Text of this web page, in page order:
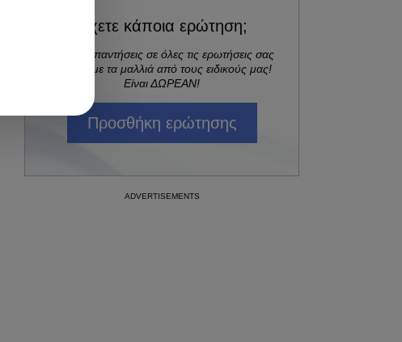
Έχετε κάποια ερώτηση;
Λάβετε απαντήσεις σε όλες τις ερωτήσεις σας
σχετικά με τα μαλλιά από τους ειδικούς μας!
Είναι ΔΩΡΕΑΝ!
Προσθήκη ερώτησης